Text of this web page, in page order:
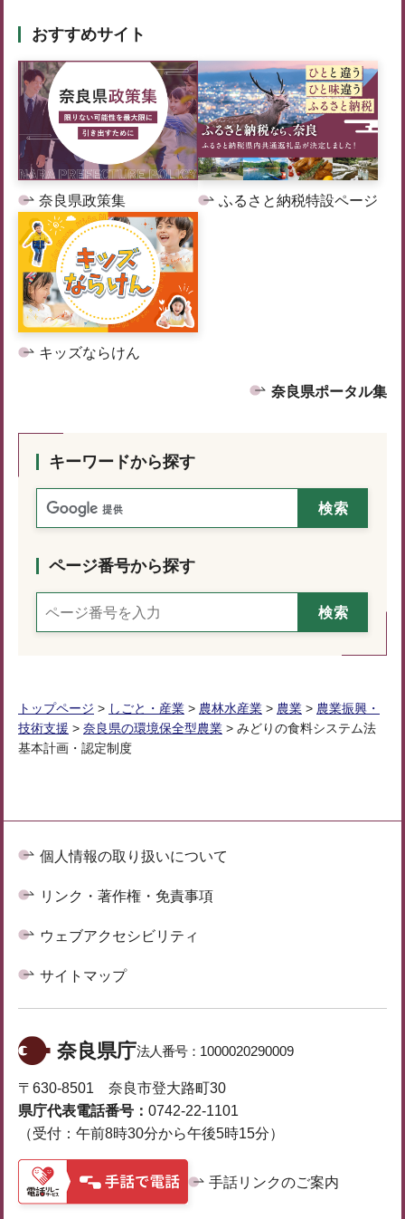
おすすめサイト
奈良県政策集 ふるさと納税特設ページ
キッズならけん
奈良県ポータル集
キーワードから探す
ページ番号から探す
トップページ > しごと・産業 > 農林水産業 > 農業 > 農業振興・
技術支援 > 奈良県の環境保全型農業 > みどりの食料システム法
基本計画・認定制度
個人情報の取り扱いについて
リンク・著作権・免責事項
ウェブアクセシビリティ
サイトマップ
奈良県庁法人番号： 1000020290009
〒630-8501 奈良市登大路町30
県庁代表電話番号： 0742-22-1101
（受付：午前8時30分から午後5時15分）
手話リンクのご案内